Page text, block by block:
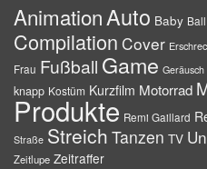
AnimationAuto Baby Ball
Compilation Cover
Frau Fußball Game Geräusch
knapp Kostüm Kurzfilm Motorrad
Produkte Remi Gaillard
Straße Streich Tanzen TV
Zeitlupe Zeitraffer